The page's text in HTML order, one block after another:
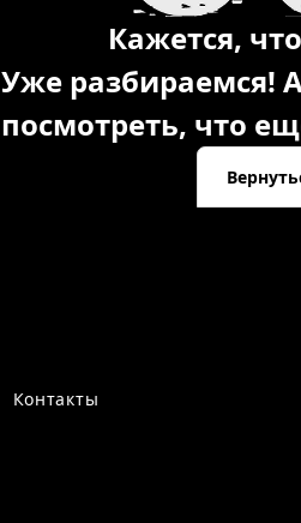
Кажется,
Уже разбираемся!
посмотреть, что
Контакты